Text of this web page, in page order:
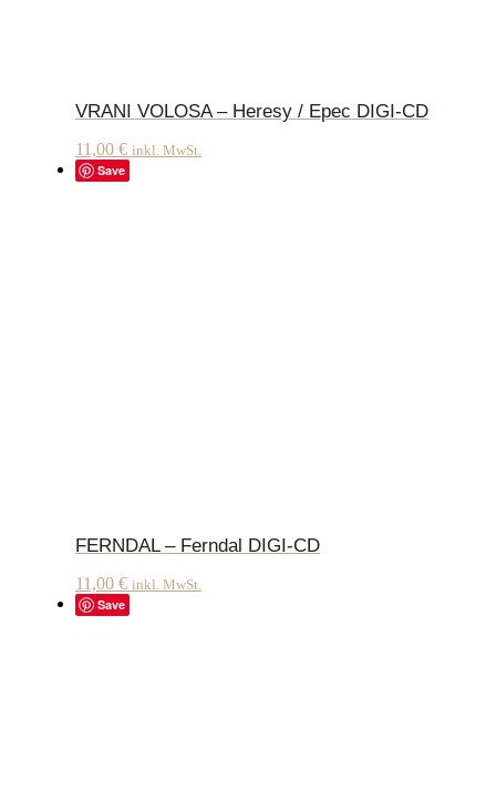
VRANI VOLOSA – Heresy / Epec DIGI-CD
11,00 € inkl. MwSt.
Save
FERNDAL – Ferndal DIGI-CD
11,00 € inkl. MwSt.
Save